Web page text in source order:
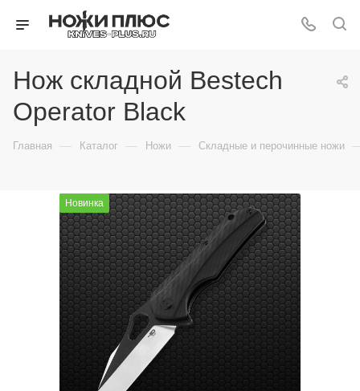
Нож складной Bestech
Operator Black
Главная — Каталог — Ножи — Складные и перочинные ножи
Новинка